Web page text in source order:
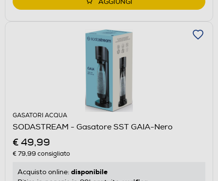
GASATORI ACQUA
SODASTREAM - Gasatore SST GAIA-Nero
€ 49,99
€ 79,99 consigliato
Acquisto online: disponibile